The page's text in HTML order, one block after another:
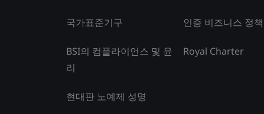
국가표준기구
BSI의 컴플라이언스 및 윤
리
현대판 노예제 성명
인증 비즈니스 정책
Royal Charter